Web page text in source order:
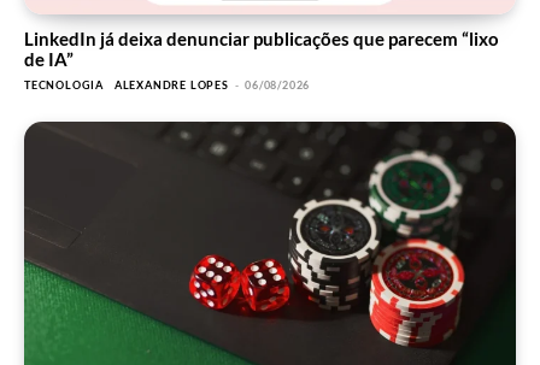
LinkedIn já deixa denunciar publicações que parecem “lixo
de IA”
TECNOLOGIA ALEXANDRE LOPES - 06/08/2026